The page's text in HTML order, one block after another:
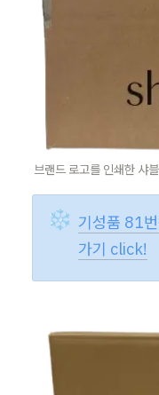
브랜드 로고를 인쇄한 샤
❄️ 기성품 81
가기 click!